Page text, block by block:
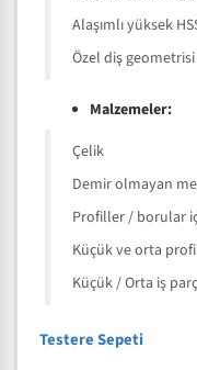
Alaşımlı yüksek
Özel diş geometrisi
Malzemeler:
Çelik
Demir olmayan
Profiller / borular
Küçük ve orta
Küçük / Orta iş
Testere Sepeti